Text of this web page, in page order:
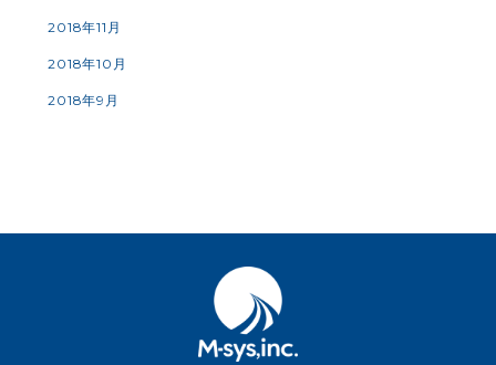
2018年11月
2018年10月
2018年9月